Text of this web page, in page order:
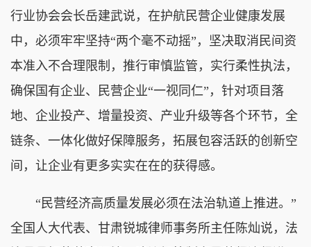
行业协会会长岳建武说，在护航民营企业健康发展
中，必须牢牢坚持“两个毫不动摇”，坚决取消民间资
本准入不合理限制，推行审慎监管，实行柔性执法，
确保国有企业、民营企业“一视同仁”，针对项目落
地、企业投产、增量投资、产业升级等各个环节，全
链条、一体化做好保障服务，拓展包容活跃的创新空
间，让企业有更多实实在在的获得感。
“民营经济高质量发展必须在法治轨道上推进。”
全国人大代表、甘肃锐城律师事务所主任陈灿说，法